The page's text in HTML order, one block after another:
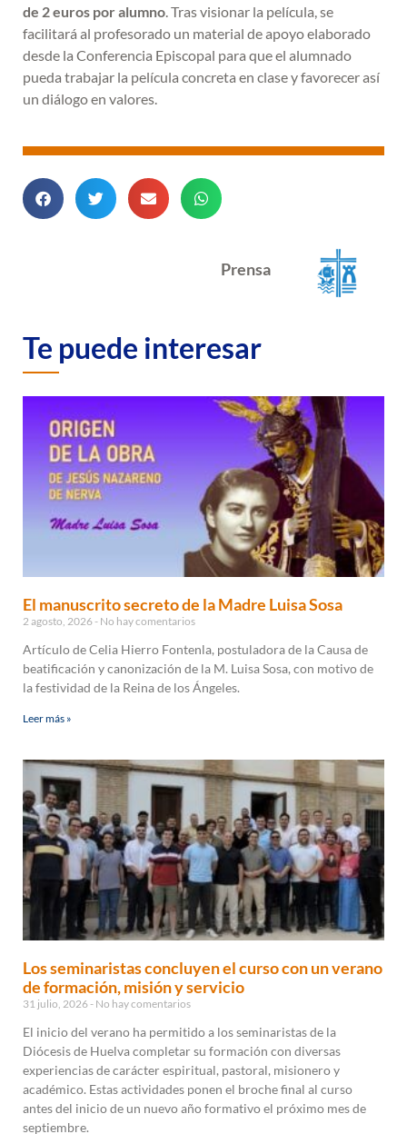
de 2 euros por alumno. Tras visionar la película, se
facilitará al profesorado un material de apoyo elaborado
desde la Conferencia Episcopal para que el alumnado
pueda trabajar la película concreta en clase y favorecer así
un diálogo en valores.
Prensa
Te puede interesar
El manuscrito secreto de la Madre Luisa Sosa
2 agosto, 2026 No hay comentarios
Artículo de Celia Hierro Fontenla, postuladora de la Causa de
beatificación y canonización de la M. Luisa Sosa, con motivo de
la festividad de la Reina de los Ángeles.
Leer más »
Los seminaristas concluyen el curso con un verano
de formación, misión y servicio
31 julio, 2026 No hay comentarios
El inicio del verano ha permitido a los seminaristas de la
Diócesis de Huelva completar su formación con diversas
experiencias de carácter espiritual, pastoral, misionero y
académico. Estas actividades ponen el broche final al curso
antes del inicio de un nuevo año formativo el próximo mes de
septiembre.